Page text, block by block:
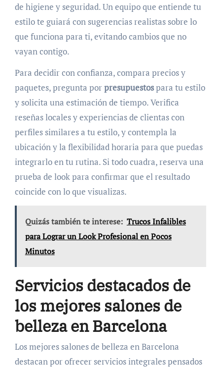
de higiene y seguridad. Un equipo que entiende tu
estilo te guiará con sugerencias realistas sobre lo
que funciona para ti, evitando cambios que no
vayan contigo.
Para decidir con confianza, compara precios y
paquetes, pregunta porpresupuestospara tu estilo
y solicita una estimación de tiempo. Verifica
reseñas locales y experiencias de clientas con
perfiles similares a tu estilo, y contempla la
ubicación y la flexibilidad horaria para que puedas
integrarlo en tu rutina. Si todo cuadra, reserva una
prueba de look para confirmar que el resultado
coincide con lo que visualizas.
Quizás también te interese: Trucos Infalibles
para Lograr un Look Profesional en Pocos
Minutos
Servicios destacados de
los mejores salones de
belleza en Barcelona
Los mejores salones de belleza en Barcelona
destacan por ofrecer servicios integrales pensados